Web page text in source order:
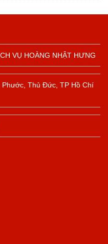
VỤ HOÀNG NHẬT HƯNG
Thủ Đức, TP Hồ Chí